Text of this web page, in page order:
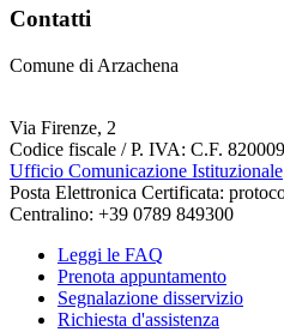
Contatti
Comune di Arzachena
Via Firenze, 2
Codice fiscale / P. IVA: C.F.
Ufficio Comunicazione Istituzionale
Posta Elettronica Certificata:
Centralino: +39 0789 849300
Leggi le FAQ
Prenota appuntamento
Segnalazione disservizio
Richiesta d'assistenza